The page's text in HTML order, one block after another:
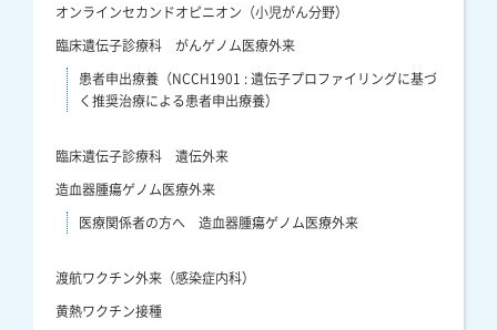
オンラインセカンドオピニオン（小児がん分野）
臨床遺伝子診療科 がんゲノム医療外来
患者申出療養（NCCH1901 : 遺伝子プロファイリングに基づ
く推奨治療による患者申出療養）
臨床遺伝子診療科 遺伝外来
造血器腫瘍ゲノム医療外来
医療関係者の方へ 造血器腫瘍ゲノム医療外来
渡航ワクチン外来（感染症内科）
黄熱ワクチン接種